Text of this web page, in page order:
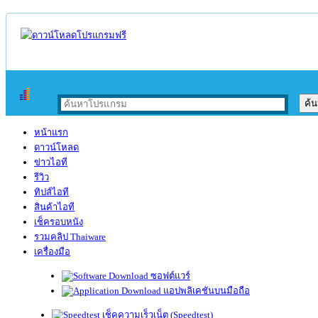
หน้าแรก
ดาวน์โหลด
ข่าวไอที
รีวิว
ทิปส์ไอที
สินค้าไอที
เช็ครอบหนัง
รวมคลิป Thaiware
เครื่องมือ
ซอฟต์แวร์
แอปพลิเคชันบนมือถือ
เช็คความเร็วเน็ต (Speedtest)